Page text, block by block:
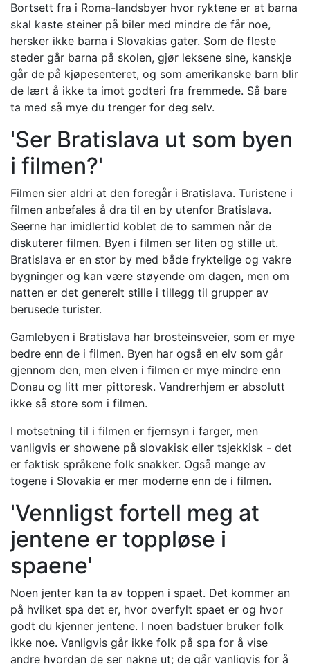
Bortsett fra i Roma-landsbyer hvor ryktene er at barna
skal kaste steiner på biler med mindre de får noe,
hersker ikke barna i Slovakias gater. Som de fleste
steder går barna på skolen, gjør leksene sine, kanskje
går de på kjøpesenteret, og som amerikanske barn blir
de lært å ikke ta imot godteri fra fremmede. Så bare
ta med så mye du trenger for deg selv.
'Ser Bratislava ut som byen
i filmen?'
Filmen sier aldri at den foregår i Bratislava. Turistene i
filmen anbefales å dra til en by utenfor Bratislava.
Seerne har imidlertid koblet de to sammen når de
diskuterer filmen. Byen i filmen ser liten og stille ut.
Bratislava er en stor by med både fryktelige og vakre
bygninger og kan være støyende om dagen, men om
natten er det generelt stille i tillegg til grupper av
berusede turister.
Gamlebyen i Bratislava har brosteinsveier, som er mye
bedre enn de i filmen. Byen har også en elv som går
gjennom den, men elven i filmen er mye mindre enn
Donau og litt mer pittoresk. Vandrerhjem er absolutt
ikke så store som i filmen.
I motsetning til i filmen er fjernsyn i farger, men
vanligvis er showene på slovakisk eller tsjekkisk - det
er faktisk språkene folk snakker. Også mange av
togene i Slovakia er mer moderne enn de i filmen.
'Vennligst fortell meg at
jentene er toppløse i
spaene'
Noen jenter kan ta av toppen i spaet. Det kommer an
på hvilket spa det er, hvor overfylt spaet er og hvor
godt du kjenner jentene. I noen badstuer bruker folk
ikke noe. Vanligvis går ikke folk på spa for å vise
andre hvordan de ser nakne ut; de går vanligvis for å